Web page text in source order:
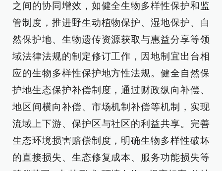
之间的协同增效，如健全生物多样性保护和监
管制度，推进野生动植物保护、湿地保护、自
然保护地、生物遗传资源获取与惠益分享等领
域法律法规的制定修订工作，因地制宜出台相
应的生物多样性保护地方性法规。健全自然保
护地生态保护补偿制度，通过财政纵向补偿、
地区间横向补偿、市场机制补偿等机制，实现
流域上下游、保护区与社区的利益共享。完善
生态环境损害赔偿制度，明确生物多样性破坏
的直接损失、生态修复成本、服务功能损失等